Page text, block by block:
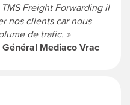
Freight Forwarding il
nos clients car nous
de trafic. »
Mediaco Vrac